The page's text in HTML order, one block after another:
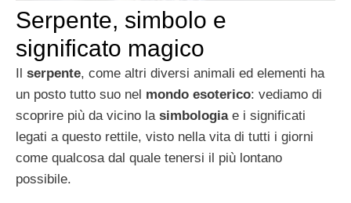
Serpente, simbolo e
significato magico
serpente, come altri diversi animali ed elementi ha
un posto tutto suo nel mondo esoterico: vediamo di
scoprire più da vicino la simbologiae i significati
legati a questo rettile, visto nella vita di tutti i giorni
come qualcosa dal quale tenersi il più lontano
possibile.